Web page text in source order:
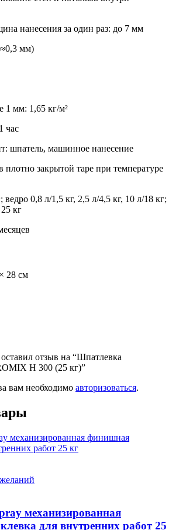
нанесения за один раз: до 7 мм
мм)
1 мм: 1,65 кг/м²
час
шпатель, машинное нанесение
плотно закрытой таре при температуре
0,8 л/1,5 кг, 2,5 л/4,5 кг, 10 л/18 кг;
кг
28 см
отзыв на “Шпатлевка
H 300 (25 кг)”
вам необходимо авторизоваться.
механизированная
для внутренних работ 25